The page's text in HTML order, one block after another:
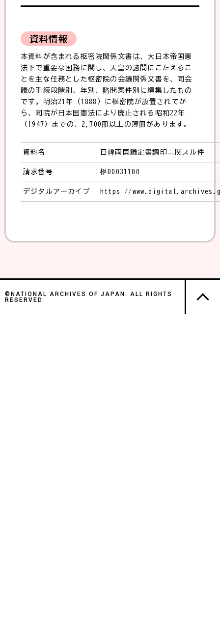
資料情報
本資料が含まれる枢密院関係文書は、大日本帝国憲
法下で重要な国務に関し、天皇の諮問にこたえるこ
とを主な任務とした枢密院の会議関係文書を、同会
議の手続段階別、年別、諮問案件別に編集したもの
です。明治21年（1888）に枢密院が設置されてか
ら、同院が日本国憲法により廃止される昭和22年
（1947）までの、2,700冊以上の簿冊があります。
資料名 日韓両国議定書調印ニ関スル件
請求番号 枢00031100
デジタルアーカイブ https://
©NATIONAL ARCHIVES OF JAPAN. ALL RIGHTS
RESERVED